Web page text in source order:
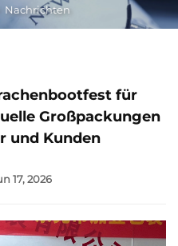
Nachrichten
für
Großpackungen
und Kunden
17, 2026